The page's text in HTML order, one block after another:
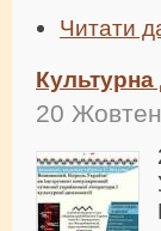
Читати
Культурна
20